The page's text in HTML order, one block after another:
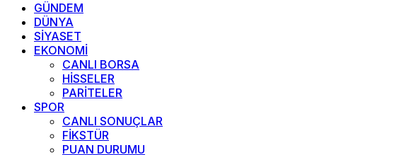
GÜNDEM
DÜNYA
SİYASET
EKONOMİ
CANLI BORSA
HİSSELER
PARİTELER
SPOR
CANLI SONUÇLAR
FİKSTÜR
PUAN DURUMU